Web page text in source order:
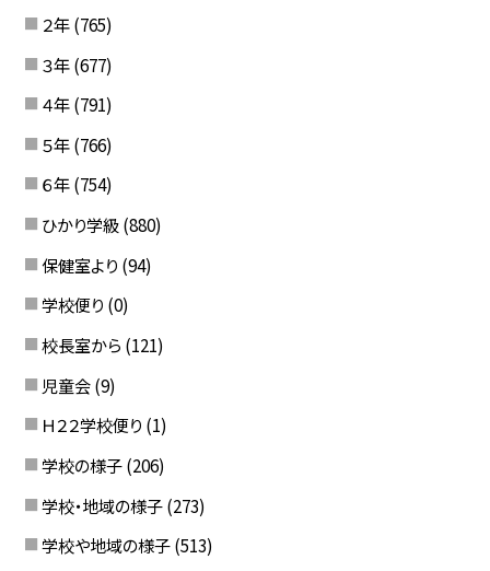
２年 (765)
３年 (677)
４年 (791)
５年 (766)
６年 (754)
ひかり学級 (880)
保健室より (94)
学校便り (0)
校長室から (121)
児童会 (9)
Ｈ２２学校便り (1)
学校の様子 (206)
学校・地域の様子 (273)
学校や地域の様子 (513)